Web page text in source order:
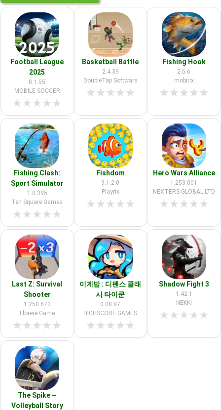
Football League
2025
0.1.55
MOBILE SOCCER
★★★★★
Basketball Battle
2.4.39
DoubleTap Software
★★★★★
Fishing Hook
2.6.6
mobirix
★★★★★
Fishing Clash:
Sport Simulator
1.0.395
Ten Square Games
★★★★★
Fishdom
9.1.2.0
Playrix
★★★★★
Hero Wars Alliance
1.253.001
NEXTERS GLOBAL LTD
★★★★★
Last Z: Survival
Shooter
1.250.673
Florere Game
★★★★★
이계밥 : 디펜스 클래
시 타이쿤
0.08.87
HIGHSCORE GAMES
★★★★★
Shadow Fight 3
1.42.1
NEKKI
★★★★★
The Spike –
Volleyball Story